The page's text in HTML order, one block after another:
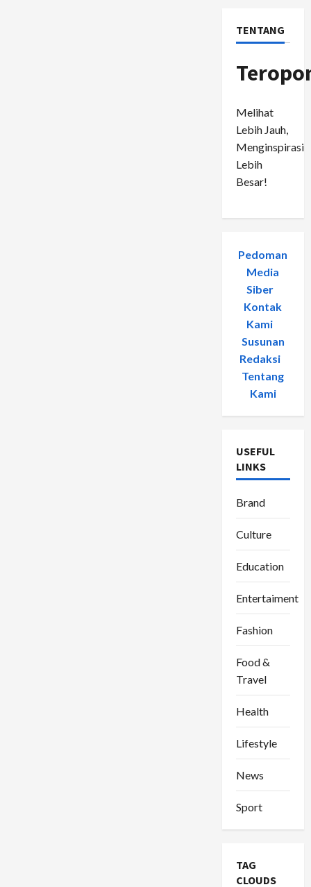
TENTANG
Melihat
Lebih Jauh,
Menginspirasi
Lebih
Besar!
Pedoman
Media
Siber-
Kontak
Kami
Susunan
Redaksi-
Tentang
Kami
USEFUL
LINKS
Brand
Culture
Education
Entertaiment
Fashion
Food &
Travel
Health
Lifestyle
News
Sport
TAG
CLOUDS